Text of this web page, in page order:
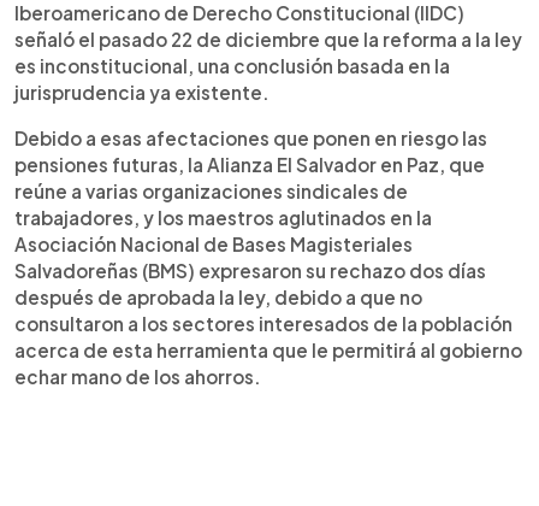
Iberoamericano de Derecho Constitucional (IIDC)
señaló el pasado 22 de diciembre que la reforma a la ley
es inconstitucional, una conclusión basada en la
jurisprudencia ya existente.
Debido a esas afectaciones que ponen en riesgo las
pensiones futuras, la Alianza El Salvador en Paz, que
reúne a varias organizaciones sindicales de
trabajadores, y los maestros aglutinados en la
Asociación Nacional de Bases Magisteriales
Salvadoreñas (BMS) expresaron su rechazo dos días
después de aprobada la ley, debido a que no
consultaron a los sectores interesados de la población
acerca de esta herramienta que le permitirá al gobierno
echar mano de los ahorros.